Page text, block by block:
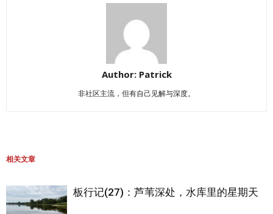
Author: Patrick
非社区主流，但有自己见解与深度。
相关文章
板行记(27)：芦苇深处，水库里的星期天